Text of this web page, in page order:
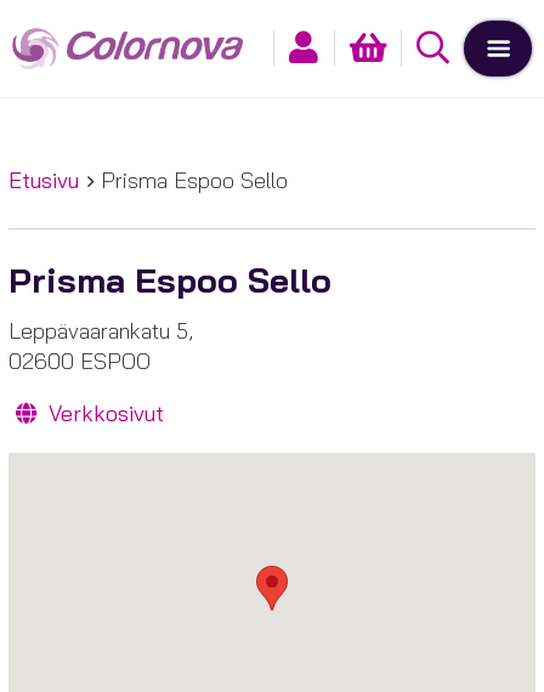
Etusivu Prisma Espoo Sello
Prisma Espoo Sello
Leppävaarankatu 5,
02600 ESPOO
Verkkosivut